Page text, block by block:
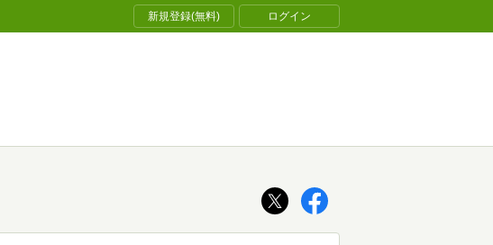
新規登録(無料) ログイン